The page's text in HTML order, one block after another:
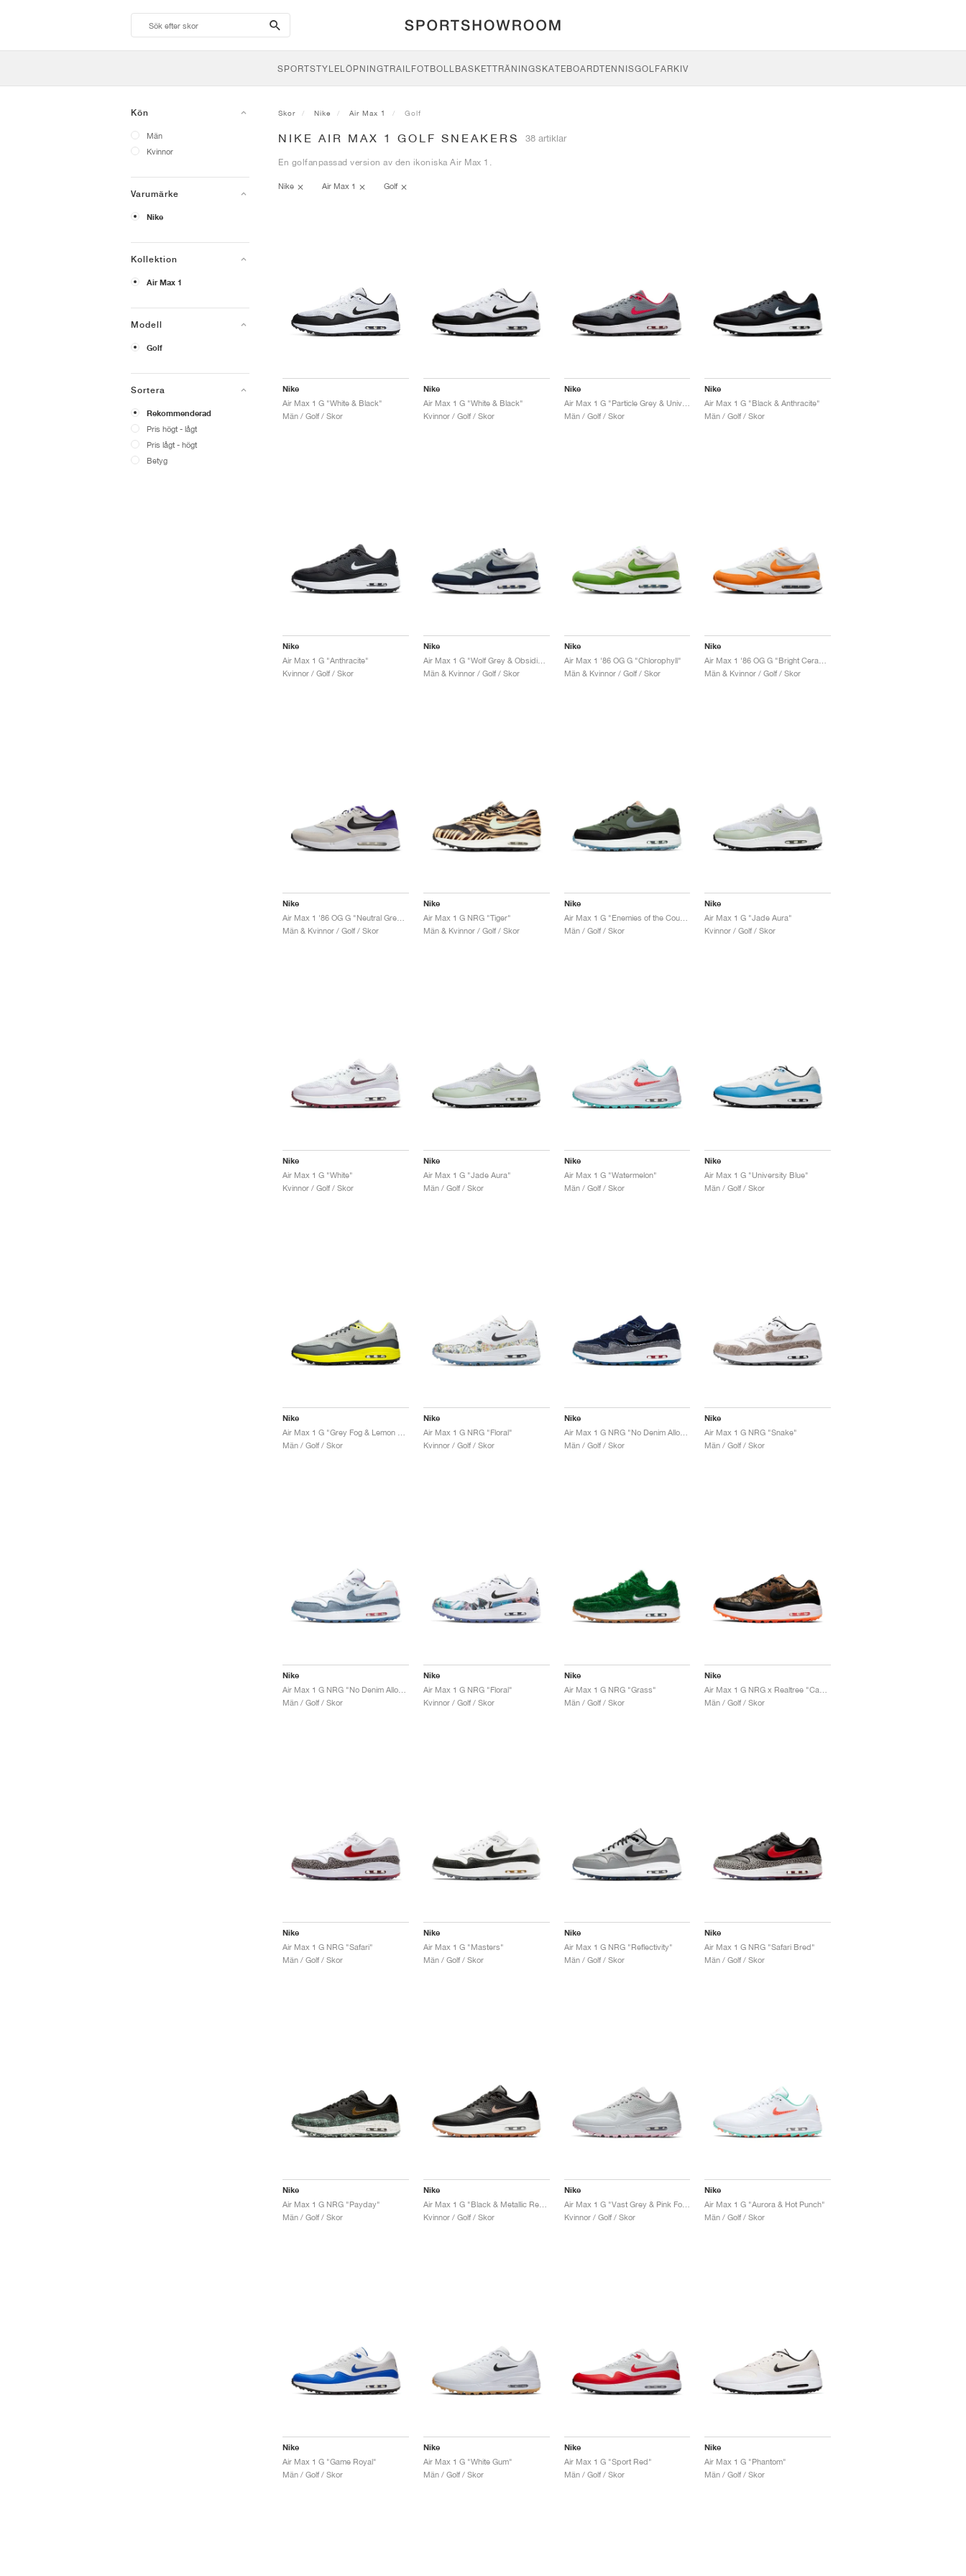
search-
btn
SPORTSTYLELÖPNINGTRAILFOTBOLLBASKETTRÄNINGSKATEBOARDTENNISGOLFARKIV
Kön
Män
Kvinnor
Varumärke
Nike
Kollektion
Air Max 1
Modell
Golf
Sortera
Rekommenderad
Pris högt - lågt
Pris lågt - högt
Betyg
Skor Nike Air Max 1 Golf
NIKE AIR MAX 1 GOLF SNEAKERS 38 artiklar
En golfanpassad version av den ikoniska Air Max 1.
Nike Air Max 1 Golf
Nike
Air Max 1 G "White & Black"
Män / Golf / Skor
Nike
Air Max 1 G "White & Black"
Kvinnor / Golf / Skor
Nike
Män / Golf / Skor
Nike
Air Max 1 G "Black & Anthracite"
Män / Golf / Skor
Nike
Air Max 1 G "Anthracite"
Kvinnor / Golf / Skor
Nike
Air Max 1 G "Wolf Grey & Obsidian"
Män & Kvinnor / Golf / Skor
Nike
Air Max 1 '86 OG G "Chlorophyll"
Män & Kvinnor / Golf / Skor
Nike
Män & Kvinnor / Golf / Skor
Nike
Män & Kvinnor / Golf / Skor
Nike
Air Max 1 G NRG "Tiger"
Män & Kvinnor / Golf / Skor
Nike
Air Max 1 G "Enemies of the Course"
Män / Golf / Skor
Nike
Air Max 1 G "Jade Aura"
Kvinnor / Golf / Skor
Nike
Air Max 1 G "White"
Kvinnor / Golf / Skor
Nike
Air Max 1 G "Jade Aura"
Män / Golf / Skor
Nike
Air Max 1 G "Watermelon"
Män / Golf / Skor
Nike
Air Max 1 G "University Blue"
Män / Golf / Skor
Nike
Män / Golf / Skor
Nike
Air Max 1 G NRG "Floral"
Kvinnor / Golf / Skor
Nike
Air Max 1 G NRG "No Denim Allowed"
Män / Golf / Skor
Nike
Air Max 1 G NRG "Snake"
Män / Golf / Skor
Nike
Män / Golf / Skor
Nike
Air Max 1 G NRG "Floral"
Kvinnor / Golf / Skor
Nike
Air Max 1 G NRG "Grass"
Män / Golf / Skor
Nike
Män / Golf / Skor
Nike
Air Max 1 G NRG "Safari"
Män / Golf / Skor
Nike
Air Max 1 G "Masters"
Män / Golf / Skor
Nike
Air Max 1 G NRG "Reflectivity"
Män / Golf / Skor
Nike
Air Max 1 G NRG "Safari Bred"
Män / Golf / Skor
Nike
Air Max 1 G NRG "Payday"
Män / Golf / Skor
Nike
Air Max 1 G "Black & Metallic Red Bronze"
Kvinnor / Golf / Skor
Nike
Air Max 1 G "Vast Grey & Pink Foam"
Kvinnor / Golf / Skor
Nike
Air Max 1 G "Aurora & Hot Punch"
Män / Golf / Skor
Nike
Air Max 1 G "Game Royal"
Män / Golf / Skor
Nike
Air Max 1 G "White Gum"
Män / Golf / Skor
Nike
Air Max 1 G "Sport Red"
Män / Golf / Skor
Nike
Air Max 1 G "Phantom"
Män / Golf / Skor